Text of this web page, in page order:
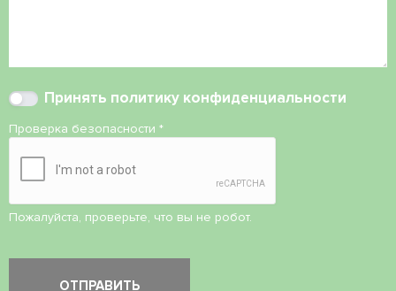
Принять политику конфиденциальности
Проверка безопасности *
Пожалуйста, проверьте, что вы не робот.